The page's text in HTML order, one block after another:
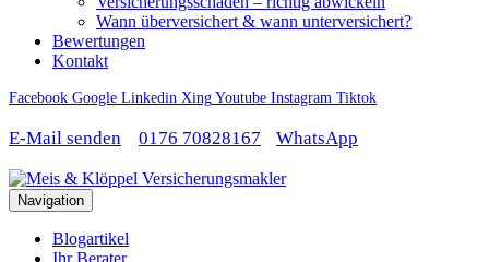
Wann überversichert & wann unterversichert?
Bewertungen
Kontakt
Facebook Google Linkedin XingYoutube Instagram Tiktok
E-Mail senden 0176 70828167 WhatsApp
Navigation
Blogartikel
Ihr Berater